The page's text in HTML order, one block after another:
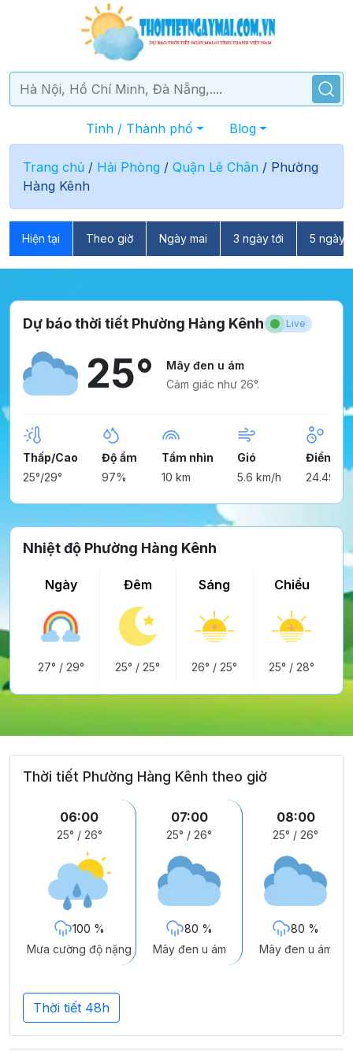
Tỉnh / Thành phố Blog
Trang chủ / Hải Phòng / Quận Lê Chân / Phường
Hàng Kênh
Hiện tại Theo giờ Ngày mai 3 ngày tới 5 ngày
Dự báo thời tiết Phường Hàng Kênh Live
25°
Mây đen u ám
Cảm giác như 26°.
Thấp/Cao
25°/29°
Độ ẩm
97%
Tầm nhìn
10 km
Gió
5.6 km/h
Điểm
24.49°
Nhiệt độ Phường Hàng Kênh
Ngày
27° / 29°
Đêm
25° /25°
Sáng
26° /25°
Chiều
25° /28°
Thời tiết Phường Hàng Kênh theo giờ
06:00
25° / 26°
100 %
Mưa cường độ nặng
07:00
25° / 26°
80 %
Mây đen u ám
08:00
25° / 26°
80 %
Mây đen u ám
Thời tiết 48h